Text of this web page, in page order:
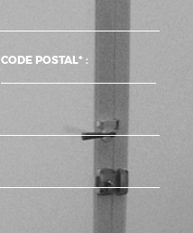
CODE POSTAL* :